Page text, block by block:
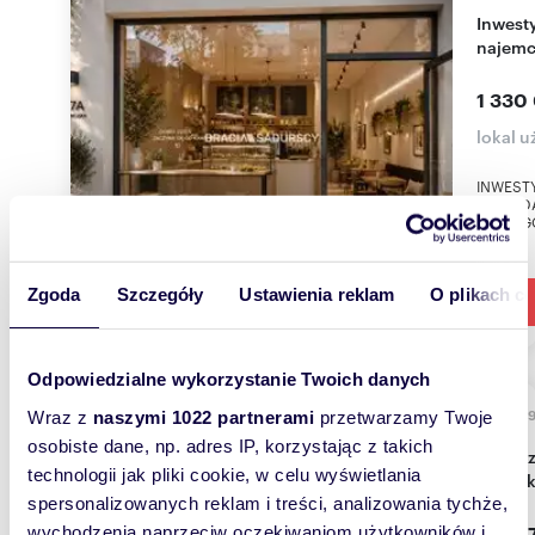
Zgoda Szczegóły Ustawienia reklam O plikach
Odpowiedzialne wykorzystanie Twoich danych
Wraz z naszymi 1022 partnerami przetwarzamy Twoje
osobiste dane, np. adres IP, korzystając z takich
technologii jak pliki cookie, w celu wyświetlania
spersonalizowanych reklam i treści, analizowania tychże,
Inwestycyjny lokal handlowo-usługowy z
1 330
lokal